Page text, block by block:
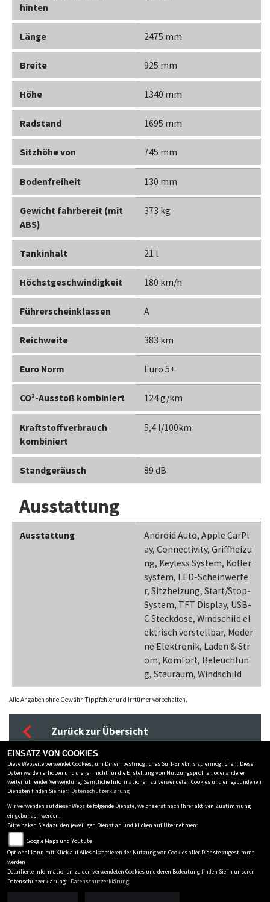
hinten
Länge 2475 mm
Breite 925 mm
Höhe 1340 mm
Radstand 1695 mm
Sitzhöhe von 745 mm
Bodenfreiheit 130 mm
Gewicht fahrbereit (mit
ABS)
373 kg
Tankinhalt 21 l
Höchstgeschwindigkeit 180 km/h
Führerscheinklassen A
Reichweite 383 km
Euro Norm Euro 5+
CO²-Ausstoß kombiniert 124 g/km
Kraftstoffverbrauch
kombiniert
5,4 l/100km
Standgeräusch 89 dB
Ausstattung
Ausstattung
Android Auto, Apple CarPl
ay, Connectivity, Griffheizu
ng, Keyless System, Koffer
system, LED-Scheinwerfe
r, Sitzheizung, Start/Stop-
System, TFT Display, USB-
C Steckdose, Windschild el
ektrisch verstellbar, Moder
ne Elektronik, Laden & Str
om, Komfort, Beleuchtun
g, Stauraum, Windschild
Alle Angaben ohne Gewähr. Tippfehler und Irrtümer vorbehalten.
Zurück zur Übersicht
ZWEIRAD SCHMITZ GMBH
Hauptstraße 162-53518 Adenau
Disclaimer
powered by 1000PS
EINSATZ VON COOKIES
Diese Webseite verwendet Cookies, um Dir ein bestmögliches Surf-Erlebnis zu ermöglichen. Diese
Daten werden erhoben und dienen nicht für die Erstellung von Nutzungsprofilen oder anderer
weiterführender Verwendung. Sämtliche Informationen zu verwendeten Cookies und eingebundenen
Diensten finden Sie hier: Datenschutzerklärung
Wir verwenden auf dieser Website folgende Dienste, welche erst nach Ihrer aktiven Zustimmung
eingebunden werden.
Bitte haken Sie dazu den jeweiligen Dienst an und klicken auf Übernehmen:
Google Maps und Youtube
Optional kann mit Klick auf Alles akzeptieren der Nutzung von Cookies aller Dienste zugestimmt
werden
Detailierte Informationen zu den verwendeten Cookies und deren Bedeutung finden Sie in unserer
Datenschutzerklärung: Datenschutzerklärung